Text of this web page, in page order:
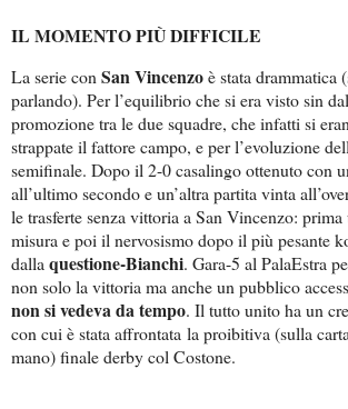
IL MOMENTO PIÙ DIFFICILE
La serie con San Vincenzoè stata drammatica
parlando). Per l’equilibrio che si era visto sin
promozione tra le due squadre, che infatti si
strappate il fattore campo, e per l’evoluzione
semifinale. Dopo il 2-0 casalingo ottenuto con
all’ultimo secondo e un’altra partita vinta
le trasferte senza vittoria a San Vincenzo:
misura e poi il nervosismo dopo il più pesante
dalla questione-Bianchi. Gara-5 al PalaEstra
non solo la vittoria ma anche un pubblico
non si vedeva da tempo. Il tutto unito ha un
con cui è stata affrontata la proibitiva (sulla
mano) finale derby col Costone.